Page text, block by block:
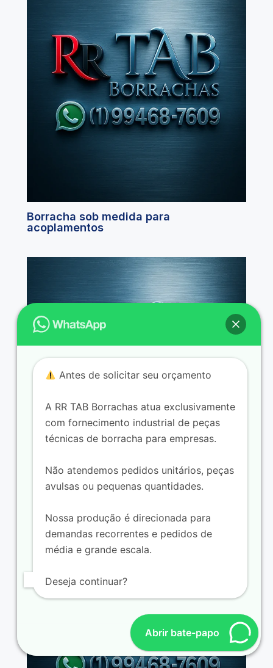
Borracha sob medida para
acoplamentos
Fabricante de batentes e coxins de
Antes de solicitar seu orçamento
A RR TAB Borrachas atua exclusivamente
com fornecimento industrial de peças
técnicas de borracha para empresas.
Não atendemos pedidos unitários, peças
avulsas ou pequenas quantidades.
Nossa produção é direcionada para
demandas recorrentes e pedidos de
média e grande escala.
Deseja continuar?
Abrir bate-papo